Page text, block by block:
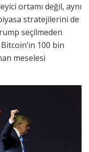
ortamı değil, aynı
stratejilerini de
seçilmeden
100 bin
meselesi